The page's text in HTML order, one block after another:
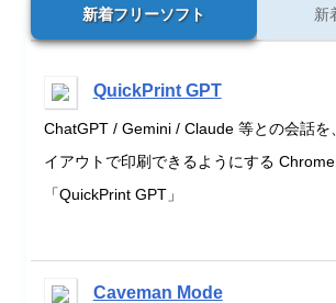
新着フリーソフト 新
QuickPrint GPT
ChatGPT / Gemini / Claude 等との会話を
イアウトで印刷できるようにする
「QuickPrint GPT」
Caveman Mode